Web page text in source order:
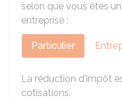
selon que vous êtes
entreprise :
Particulier
La réduction d'impôt
cotisations.